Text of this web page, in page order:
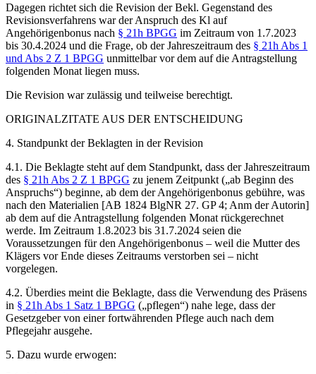
Dagegen richtet sich die Revision der Bekl. Gegenstand des
Revisionsverfahrens war der Anspruch des Kl auf
Angehörigenbonus nach § 21h BPGG im Zeitraum von 1.7.2023
bis 30.4.2024 und die Frage, ob der Jahreszeitraum des § 21h Abs 1
und Abs 2 Z 1 BPGG unmittelbar vor dem auf die Antragstellung
folgenden Monat liegen muss.
Die Revision war zulässig und teilweise berechtigt.
ORIGINALZITATE AUS DER ENTSCHEIDUNG
4. Standpunkt der Beklagten in der Revision
4.1. Die Beklagte steht auf dem Standpunkt, dass der Jahreszeitraum
des § 21h Abs 2 Z 1 BPGG zu jenem Zeitpunkt („ab Beginn des
Anspruchs“) beginne, ab dem der Angehörigenbonus gebühre, was
nach den Materialien [AB 1824 BlgNR 27. GP 4; Anm der Autorin]
ab dem auf die Antragstellung folgenden Monat rückgerechnet
werde. Im Zeitraum 1.8.2023 bis 31.7.2024 seien die
Voraussetzungen für den Angehörigenbonus – weil die Mutter des
Klägers vor Ende dieses Zeitraums verstorben sei – nicht
vorgelegen.
4.2. Überdies meint die Beklagte, dass die Verwendung des Präsens
in § 21h Abs 1 Satz 1 BPGG („pflegen“) nahe lege, dass der
Gesetzgeber von einer fortwährenden Pflege auch nach dem
Pflegejahr ausgehe.
5. Dazu wurde erwogen: